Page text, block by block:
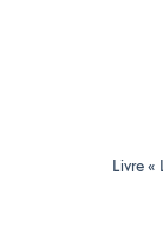
Livre